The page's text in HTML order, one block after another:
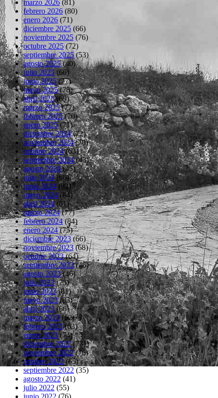
marzo 2026 (81)
febrero 2026 (80)
enero 2026 (71)
diciembre 2025 (66)
noviembre 2025 (76)
octubre 2025(72)
septiembre 2025(53)
agosto 2025(40)
julio 2025(66)
junio 2025 (77)
mayo 2025(78)
abril 2025(69)
marzo 2025(77)
febrero 2025(70)
enero 2025(71)
diciembre 2024(72)
noviembre 2024(70)
octubre 2024(63)
septiembre 2024(43)
agosto 2024(45)
julio 2024(66)
junio 2024 (82)
mayo 2024 (84)
abril 2024(81)
marzo 2024(77)
febrero 2024(84)
enero 2024(75)
diciembre 2023(66)
noviembre 2023(68)
octubre 2023(64)
septiembre 2023(46)
agosto 2023(46)
julio 2023(75)
junio 2023(81)
mayo 2023(83)
abril 2023(66)
marzo 2023(62)
febrero 2023(63)
enero 2023(74)
diciembre 2022(73)
noviembre 2022(76)
octubre 2022(65)
septiembre 2022 (35)
agosto 2022 (41)
julio 2022 (55)
junio 2022 (76)